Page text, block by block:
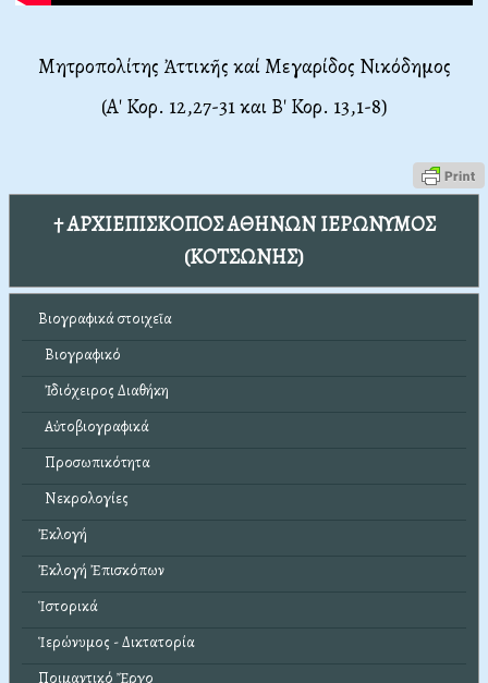
Μητροπολίτης Ἀττικῆς καί Μεγαρίδος Νικόδημος
(Α' Κορ. 12,27-31 και Β' Κορ. 13,1-8)
† ΑΡΧΙΕΠΙΣΚΟΠΟΣ ΑΘΗΝΩΝ ΙΕΡΩΝΥΜΟΣ
(ΚΟΤΣΩΝΗΣ)
Βιογραφικά στοιχεῖα
Βιογραφικό
Ἰδιόχειρος Διαθήκη
Αὐτοβιογραφικά
Προσωπικότητα
Νεκρολογίες
Ἐκλογή
Ἐκλογή Ἐπισκόπων
Ἱστορικά
Ἱερώνυμος - Δικτατορία
Ποιμαντικό Ἔργο